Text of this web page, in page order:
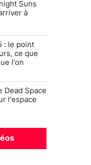
Suns
à
: le point
ce que
l'on
Dead Space
l'espace